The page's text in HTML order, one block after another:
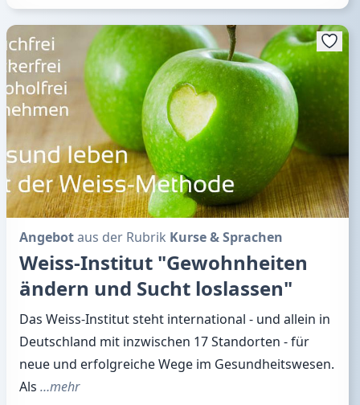
Angebotaus der Rubrik Kurse & Sprachen
Weiss-Institut "Gewohnheiten
ändern und Sucht loslassen"
Das Weiss-Institut steht international - und allein in
Deutschland mit inzwischen 17 Standorten - für
neue und erfolgreiche Wege im Gesundheitswesen.
Als …mehr